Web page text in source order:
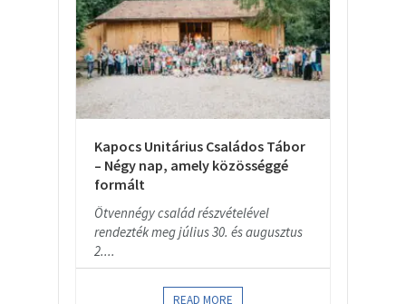
Kapocs Unitárius Családos Tábor
– Négy nap, amely közösséggé
formált
Ötvennégy család részvételével
rendezték meg július 30. és augusztus
2....
READ MORE